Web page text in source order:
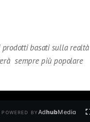
basati sulla realtà
sempre più popolare
POWERED BYAdhubMedia